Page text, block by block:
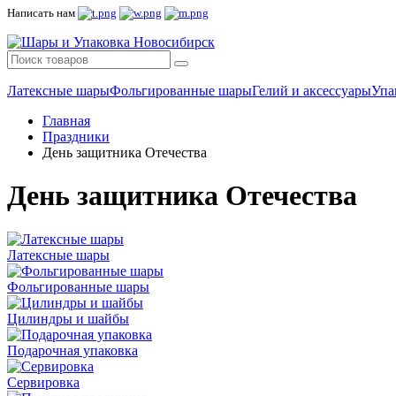
Написать нам
Латексные шарыФольгированные шарыГелий и аксессуары
Главная
Праздники
День защитника Отечества
День защитника Отечества
Латексные шары
Фольгированные шары
Цилиндры и шайбы
Подарочная упаковка
Сервировка